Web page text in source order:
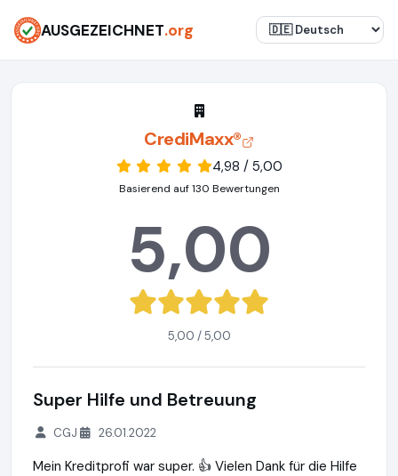
AUSGEZEICHNET.org
CrediMaxx®
4,98 / 5,00
Basierend auf 130 Bewertungen
5,00
5,00 / 5,00
Super Hilfe und Betreuung
CGJ 26.01.2022
Mein Kreditprofi war super. 👍 Vielen Dank für die Hilfe